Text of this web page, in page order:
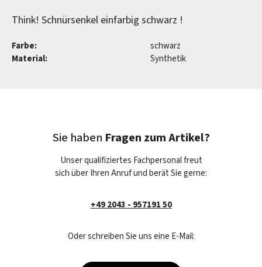
Think! Schnürsenkel einfarbig schwarz !
Farbe:
schwarz
Material:
Synthetik
Sie haben Fragen zum Artikel?
Unser qualifiziertes Fachpersonal freut
sich über Ihren Anruf und berät Sie gerne:
+49 2043 - 957191 50
Oder schreiben Sie uns eine E-Mail: